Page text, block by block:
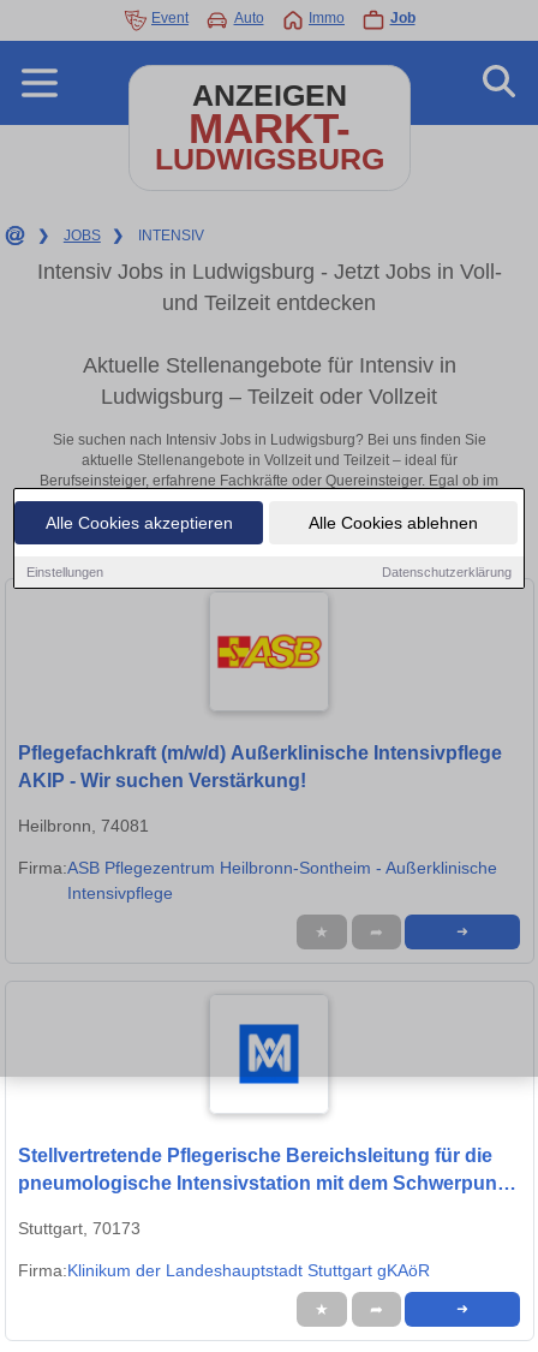
Alle Cookies akzeptieren Alle Cookies ablehnen
Einstellungen Datenschutzerklärung
Event Auto Immo Job
ANZEIGEN
MARKT-
LUDWIGSBURG
❯ JOBS ❯ INTENSIV
Intensiv Jobs in Ludwigsburg - Jetzt Jobs in Voll-
und Teilzeit entdecken
Aktuelle Stellenangebote für Intensiv in
Ludwigsburg – Teilzeit oder Vollzeit
Sie suchen nach Intensiv Jobs in Ludwigsburg? Bei uns finden Sie
aktuelle Stellenangebote in Vollzeit und Teilzeit – ideal für
Berufseinsteiger, erfahrene Fachkräfte oder Quereinsteiger. Egal ob im
Büro, vor Ort oder remote: Entdecken Sie jetzt neue Chancen in Ihrer
Region und bewerben Sie sich direkt auf passende Intensiv-Stellen in
Ludwigsburg!
Pflegefachkraft (m/w/d) Außerklinische Intensivpflege
AKIP - Wir suchen Verstärkung!
Heilbronn, 74081
Firma:ASB Pflegezentrum Heilbronn-Sontheim - Außerklinische
Intensivpflege
★ ➦ ➜
Stellvertretende Pflegerische Bereichsleitung für die
pneumologische Intensivstation mit dem Schwerpunkt
Stuttgart, 70173
Firma:Klinikum der Landeshauptstadt Stuttgart gKAöR
★ ➦ ➜